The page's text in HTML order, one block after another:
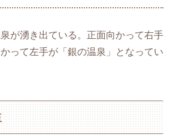
が湧き出ている。正面向かって右手
って左手が「銀の温泉」となってい